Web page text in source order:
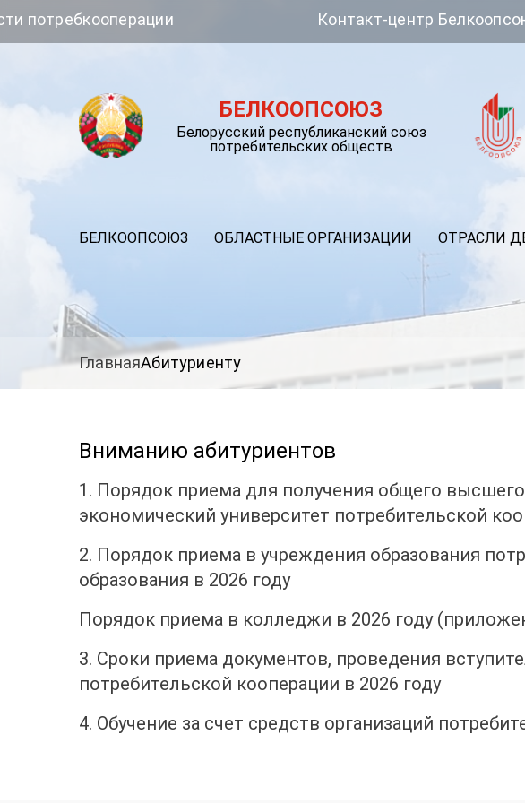
Контакт-центр Белкоопсоюза
БЕЛКООПСОЮЗ
Белорусский республиканский союз
потребительских обществ
БЕЛКООПСОЮЗ ОБЛАСТНЫЕ ОРГАНИЗАЦИИ ОТРАСЛИ
ГлавнаяАбитуриенту
Вниманию абитуриентов
1. Порядок приема для получения общего
экономический университет потребительской
2. Порядок приема в учреждения образования
образования в 2026 году
Порядок приема в колледжи в 2026 году
3. Сроки приема документов, проведения
потребительской кооперации в 2026 году
4. Обучение за счет средств организаций